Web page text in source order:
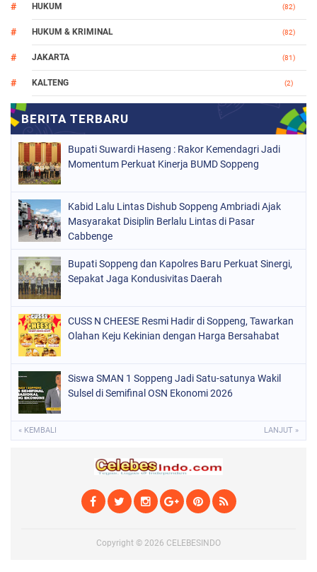
HUKUM (82)
HUKUM & KRIMINAL (82)
JAKARTA (81)
KALTENG (2)
(147)
NASIONAL (1021)
ORGANISASI
PERISTIWA
POLITIK (220)
POLRI
SOPPENG (1889)
SULSEL
Bupati Suwardi Haseng : Rakor Kemendagri Jadi
Momentum Perkuat Kinerja BUMD Soppeng
Kabid Lalu Lintas Dishub Soppeng Ambriadi Ajak
Masyarakat Disiplin Berlalu Lintas di Pasar
Cabbenge
Bupati Soppeng dan Kapolres Baru Perkuat Sinergi,
Sepakat Jaga Kondusivitas Daerah
CUSS N CHEESE Resmi Hadir di Soppeng, Tawarkan
Olahan Keju Kekinian dengan Harga Bersahabat
Siswa SMAN 1 Soppeng Jadi Satu-satunya Wakil
Sulsel di Semifinal OSN Ekonomi 2026
« KEMBALI LANJUT »
Copyright © 2026 CELEBESINDO